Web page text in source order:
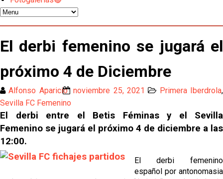
Juanlu se marcha traspasado al Bournemouth
Emery quiere pescar en el Atleti , el Villareal ya
tiene nuevo portero y el Getafe mueve ficha... Las
Vargas y Sow se incorporan al grupo en la sesión
del martes
Odysseas Vlachodimos: “El objetivo es mejorar la
temporada pasada”
El Sevilla FC empieza a inscribir a los nuevos
fichajes
Opinión | "Carta abierta a Alberto Flores" por Rafa
El derbi femenino se jugará el
próximo 4 de Diciembre
Alfonso Aparicio noviembre 25, 2021 Primera Iberdrola,
Sevilla FC Femenino
El derbi entre el Betis Féminas y el Sevilla
Femenino se jugará el próximo 4 de diciembre a las
12:00.
El derbi femenino
español por antonomasia